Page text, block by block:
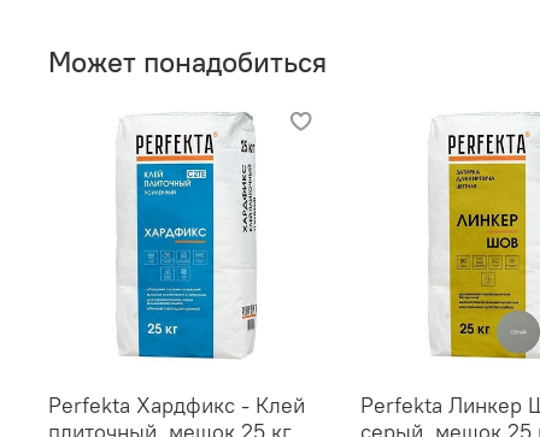
Может понадобиться
Perfekta Хардфикс - Клей
плиточный, мешок 25 кг
Perfekta Линкер
серый, мешок 25